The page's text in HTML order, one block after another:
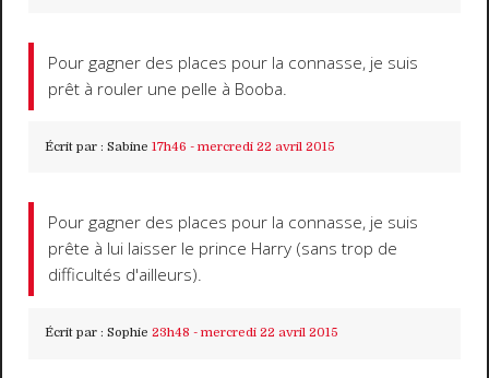
Pour gagner des places pour la connasse, je suis
prêt à rouler une pelle à Booba.
Écrit par : Sabine 17h46 - mercredi 22 avril 2015
Pour gagner des places pour la connasse, je suis
prête à lui laisser le prince Harry (sans trop de
difficultés d'ailleurs).
Écrit par : Sophie 23h48 - mercredi 22 avril 2015